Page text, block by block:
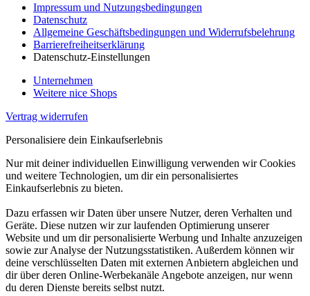
Impressum und Nutzungsbedingungen
Datenschutz
Allgemeine Geschäftsbedingungen und Widerrufsbelehrung
Barrierefreiheitserklärung
Datenschutz-Einstellungen
Unternehmen
Weitere nice Shops
Vertrag widerrufen
Personalisiere dein Einkaufserlebnis
Nur mit deiner individuellen Einwilligung verwenden wir Cookies
und weitere Technologien, um dir ein personalisiertes
Einkaufserlebnis zu bieten.
Dazu erfassen wir Daten über unsere Nutzer, deren Verhalten und
Geräte. Diese nutzen wir zur laufenden Optimierung unserer
Website und um dir personalisierte Werbung und Inhalte anzuzeigen
sowie zur Analyse der Nutzungsstatistiken. Außerdem können wir
deine verschlüsselten Daten mit externen Anbietern abgleichen und
dir über deren Online-Werbekanäle Angebote anzeigen, nur wenn
du deren Dienste bereits selbst nutzt.